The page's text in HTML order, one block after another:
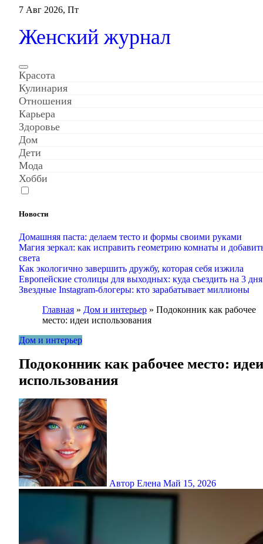
Перейти
содержанию
7 Авг 2026, Пт
Женский журнал
Красота
Кулинария
Отношения
Карьера
Здоровье
Дом
Дети
Мода
Хобби
Новости
Домашняя паста: делаем тесто и формы своими руками
Магия зеркал: как исправить геометрию комнаты и
света
Как экологично завершить дружбу, которая себя изжила
Европейские столицы для выходных: куда съездить на 3 дня
Звездные Instagram-блогеры: кто зарабатывает миллионы
Главная » Дом и интерьер » Подоконник как рабочее
место: идеи использования
Дом и интерьер
Подоконник как рабочее место: идеи
использования
Автор Елена Май 15, 2026